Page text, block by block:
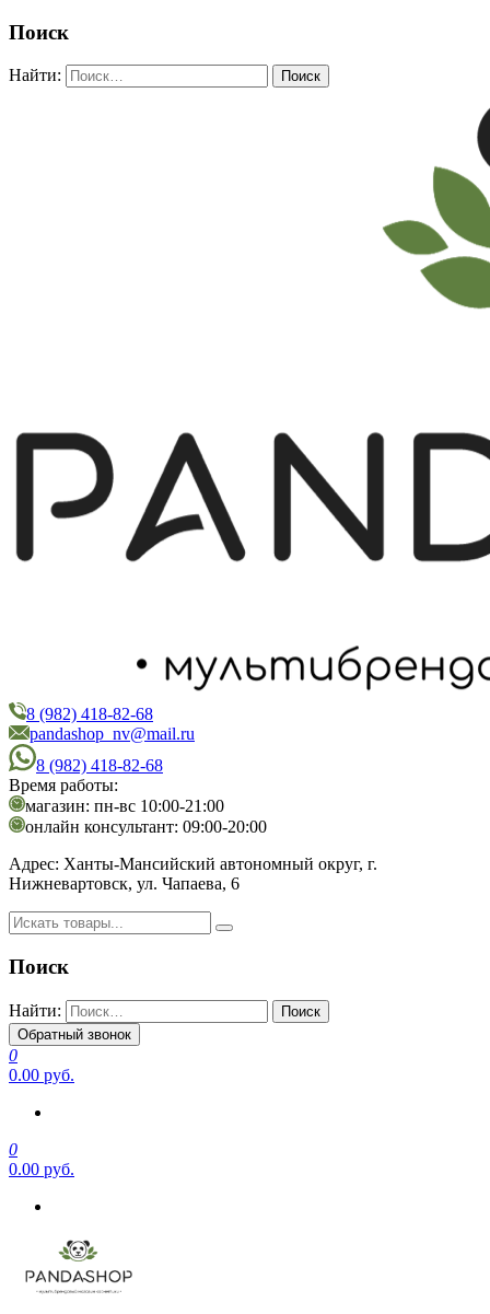
Поиск
Найти:
PandaShop
Интернет-магазин косметики
8 (982) 418-82-68
pandashop_nv@mail.ru
8 (982) 418-82-68
Время работы:
магазин: пн-вс 10:00-21:00
онлайн консультант: 09:00-20:00
Адрес: Ханты-Мансийский автономный округ, г.
Нижневартовск, ул. Чапаева, 6
Поиск
Найти:
Обратный звонок
0
0.00 руб.
0
0.00 руб.